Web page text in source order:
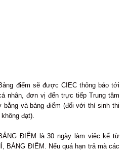
điểm sẽ được CIEC thông báo tới
nhân, đơn vị đến trực tiếp Trung tâm
bằng và bảng điểm (đối với thí sinh thi
đạt).
ĐIỂM là 30 ngày làm việc kể từ
BẢNG ĐIỂM. Nếu quá hạn trả mà các